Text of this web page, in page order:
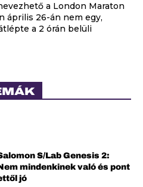
a London Maraton
április 26-án nem egy,
a 2 órán belüli
S/Lab Genesis 2:
mindenkinek való és pont
jó